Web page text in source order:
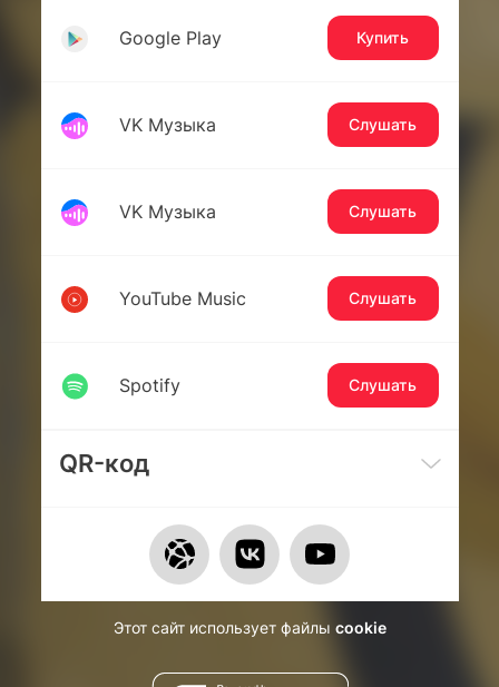
Google Play Купить
VK Музыка Слушать
VK Музыка Слушать
YouTube Music Слушать
Spotify Слушать
QR-код
Этот сайт использует файлы cookie